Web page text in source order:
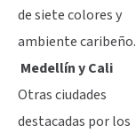
de siete colores y
ambiente caribeño.
Medellín y Cali
Otras ciudades
destacadas por los